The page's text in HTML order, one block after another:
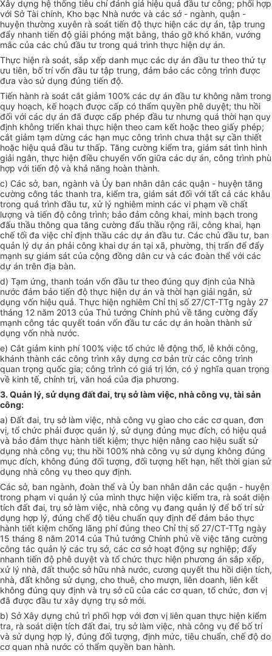
Xây dựng hệ thống tiêu chí đánh giá hiệu quả đầu tư công; phối hợp
với Sở Tài chính, Kho bạc Nhà nước và các sở - ngành, quận -
huyện thường xuyên rà soát tiến độ thực hiện các dự án, tập trung
đẩy nhanh tiến độ giải phóng mặt bằng, tháo gỡ khó khăn, vướng
mắc của các chủ đầu tư trong quá trình thực hiện dự án.
Thực hiện rà soát, sắp xếp danh mục các dự án đầu tư theo thứ tự
ưu tiên, bố trí vốn đầu tư tập trung, đảm bảo các công trình được
đưa vào sử dụng đúng tiến độ.
Tiến hành rà soát cắt giảm 100% các dự án đầu tư không nằm trong
quy hoạch, kế hoạch được cấp có thẩm quyền phê duyệt; thu hồi
đối với các dự án đã được cấp phép đầu tư nhưng quá thời hạn quy
định không triển khai thực hiện theo cam kết hoặc theo giấy phép;
cắt giảm tạm dừng các hạn mục công trình chưa thật sự cần thiết
hoặc hiệu quả đầu tư thấp. Tăng cường kiểm tra, giám sát tình hình
giải ngân, thực hiện điều chuyển vốn giữa các dự án, công trình phù
hợp với tiến độ và khả năng hoàn thành.
c) Các sở, ban, ngành và Ủy ban nhân dân các quận - huyện tăng
cường công tác thanh tra, kiểm tra, giám sát đối với tất cả các khâu
trong quá trình đầu tư, xử lý nghiêm minh các vi phạm về chất
lượng và tiến độ công trình; bảo đảm công khai, minh bạch trong
đấu thầu thông qua tăng cường đấu thầu rộng rãi, công khai, hạn
chế tối đa việc chỉ định thầu các dự án đầu tư. Các chủ đầu tư, ban
quản lý dự án phải công khai dự án tại xã, phường, thị trấn để đẩy
mạnh sự giám sát của cộng đồng dân cư và các đoàn thể với các
dự án trên địa bàn.
d) Tạm ứng, thanh toán vốn đầu tư theo đúng quy định của Nhà
nước đảm bảo tiến độ thực hiện dự án và thời hạn giải ngân, sử
dụng vốn hiệu quả. Thực hiện nghiêm Chỉ thị số 27/CT-TTg ngày 27
tháng 12 năm 2013 của Thủ tướng Chính phủ về tăng cường đẩy
mạnh công tác quyết toán vốn đầu tư các dự án hoàn thành sử
dụng vốn nhà nước.
e) Cắt giảm kinh phí 100% việc tổ chức lễ động thổ, lễ khởi công,
khánh thành các công trình xây dựng cơ bản trừ các công trình
quan trọng quốc gia; công trình có giá trị lớn, có ý nghĩa quan trọng
về kinh tế, chính trị, văn hoá của địa phương.
3. Quản lý, sử dụng đất đai, trụ sở làm việc, nhà công vụ, tài sản
công:
a) Đất đai, trụ sở làm việc, nhà công vụ giao cho các cơ quan, đơn
vị, tổ chức phải được quản lý, sử dụng đúng mục đích, có hiệu quả
và bảo đảm thực hành tiết kiệm; thực hiện nâng cao hiệu suất sử
dụng nhà công vụ; thu hồi 100% nhà công vụ sử dụng không đúng
mục đích, không đúng đối tượng, đối tượng hết hạn, hết thời gian sử
dụng nhà công vụ theo quy định.
Các sở, ban ngành, đoàn thể và Ủy ban nhân dân các quận - huyện
trong phạm vi quản lý của mình thực hiện việc kiểm tra, rà soát diện
tích đất đai, trụ sở làm việc, nhà công vụ đang quản lý để bố trí sử
dụng hợp lý, đúng chế độ tiêu chuẩn quy định để đảm bảo thực
hành tiết kiệm chống lãng phí đúng theo Chỉ thị số 27/CT-TTg ngày
15 tháng 8 năm 2014 của Thủ tướng Chính phủ về việc tăng cường
công tác quản lý các trụ sở, các cơ sở hoạt động sự nghiệp; đẩy
nhanh tiến độ phê duyệt và tổ chức thực hiện phương án sắp xếp,
xử lý nhà, đất thuộc sở hữu nhà nước, cương quyết thu hồi diện tích,
nhà, đất không sử dụng, cho thuê, cho mượn, liên doanh, liên kết
không đúng quy định và trụ sở cũ của các cơ quan, tổ chức, đơn vị
đã được đầu tư xây dựng trụ sở mới.
b) Sở Xây dựng chủ trì phối hợp với đơn vị liên quan thực hiện kiểm
tra, rà soát diện tích đất đai, trụ sở làm việc, nhà công vụ để bố trí
và sử dụng hợp lý, đúng đối tượng, định mức, tiêu chuẩn, chế độ do
cơ quan nhà nước có thẩm quyền ban hành.